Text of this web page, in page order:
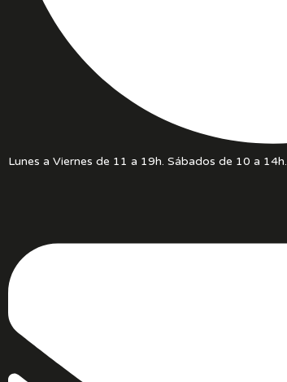
Lunes a Viernes de 11 a 19h. Sábados de 10 a 14h.